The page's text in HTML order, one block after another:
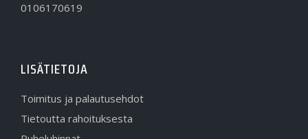
0106170619
LISÄTIETOJA
Toimitus ja palautusehdot
Tietoutta rahoituksesta